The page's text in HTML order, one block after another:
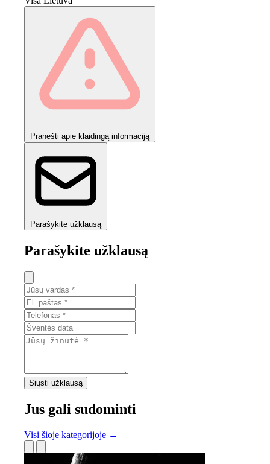
Pranešti apie klaidingą informaciją
Parašykite užklausą
Parašykite užklausą
Siųsti užklausą
Jus gali sudominti
Visi šioje kategorijoje →